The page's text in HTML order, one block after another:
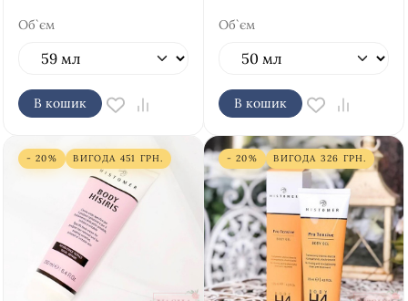
Об`єм
В кошик
Об`єм
В кошик
- 20% ВИГОДА 451 ГРН. - 20% ВИГОДА 326 ГРН.